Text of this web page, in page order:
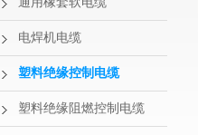
电焊机电缆
塑料绝缘控制电缆
塑料绝缘阻燃控制电缆